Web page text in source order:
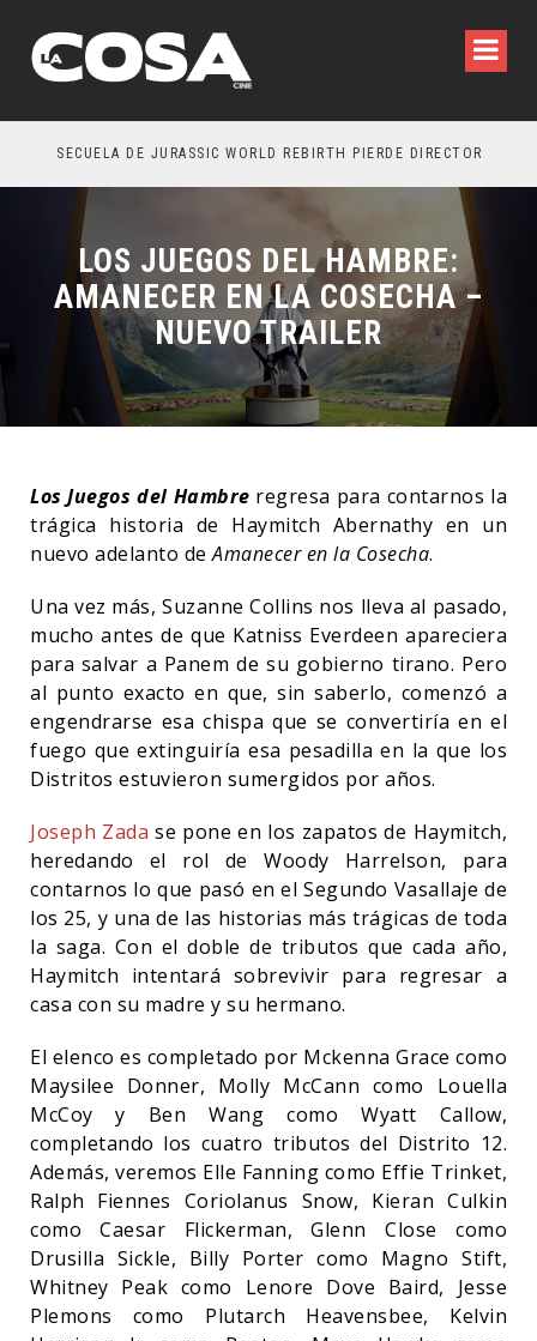
SECUELA DE JURASSIC WORLD REBIRTH PIERDE DIRECTOR
LOS JUEGOS DEL HAMBRE:
AMANECER EN LA COSECHA –
NUEVO TRAILER
Los Juegos del Hambre regresa para contarnos la
trágica historia de Haymitch Abernathy en un
nuevo adelanto deAmanecer en la Cosecha.
Una vez más, Suzanne Collins nos lleva al pasado,
mucho antes de que Katniss Everdeen apareciera
para salvar a Panem de su gobierno tirano. Pero
al punto exacto en que, sin saberlo, comenzó a
engendrarse esa chispa que se convertiría en el
fuego que extinguiría esa pesadilla en la que los
Distritos estuvieron sumergidos por años.
Joseph Zada se pone en los zapatos de Haymitch,
heredando el rol de Woody Harrelson, para
contarnos lo que pasó en el Segundo Vasallaje de
los 25, y una de las historias más trágicas de toda
la saga. Con el doble de tributos que cada año,
Haymitch intentará sobrevivir para regresar a
casa con su madre y su hermano.
El elenco es completado por Mckenna Grace como
Maysilee Donner, Molly McCann como Louella
McCoy y Ben Wang como Wyatt Callow,
completando los cuatro tributos del Distrito 12.
Además, veremos Elle Fanning como Effie Trinket,
Ralph Fiennes Coriolanus Snow, Kieran Culkin
como Caesar Flickerman, Glenn Close como
Drusilla Sickle, Billy Porter como Magno Stift,
Whitney Peak como Lenore Dove Baird, Jesse
Plemons como Plutarch Heavensbee, Kelvin